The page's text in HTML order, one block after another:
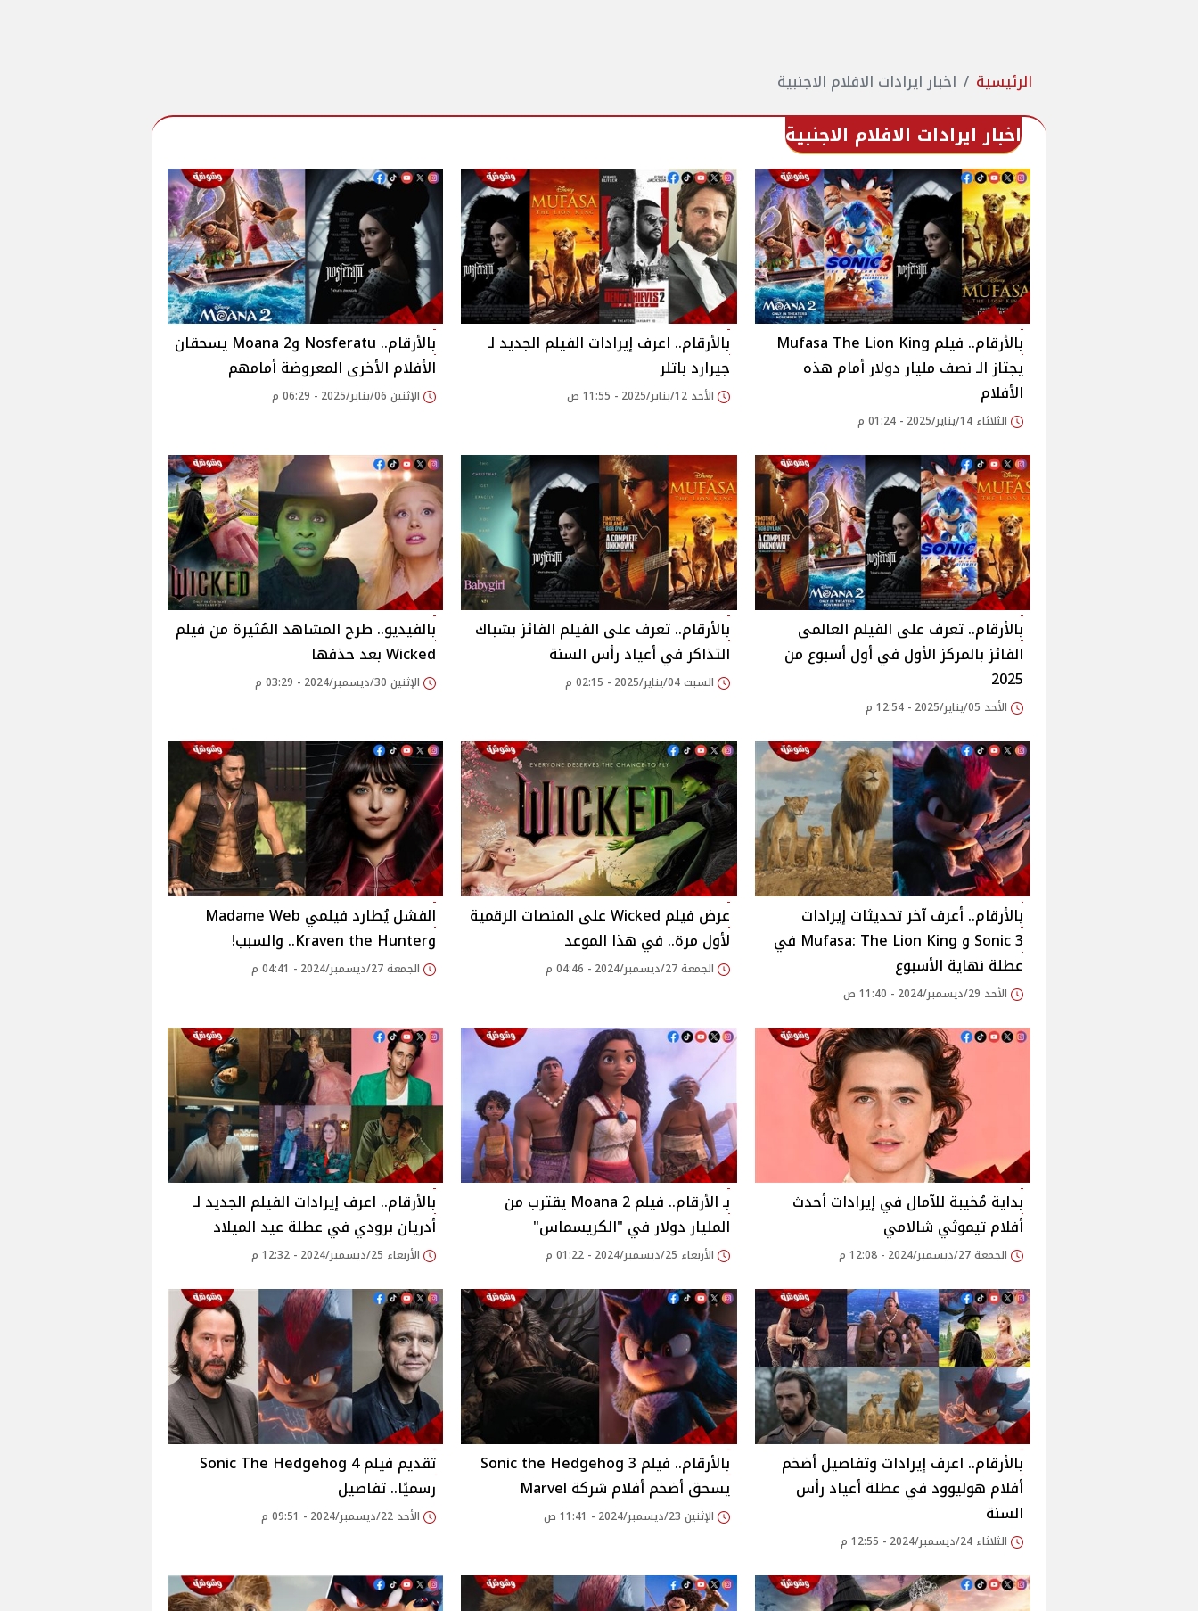
الرئيسية اخبار ايرادات الافلام الاجنبية
اخبار ايرادات الافلام الاجنبية
بالأرقام.. فيلم Mufasa The Lion King
يجتاز الـ نصف مليار دولار أمام هذه
الأفلام
الثلاثاء 14/يناير/2025 - 01:24 م
بالأرقام.. اعرف إيرادات الفيلم الجديد لـ
جيرارد باتلر
الأحد 12/يناير/2025 - 11:55 ص
بالأرقام.. Nosferatu وMoana 2 يسحقان
الأفلام الأخرى المعروضة أمامهم
الإثنين 06/يناير/2025 - 06:29 م
بالأرقام.. تعرف على الفيلم العالمي
الفائز بالمركز الأول في أول أسبوع من
2025
الأحد 05/يناير/2025 - 12:54 م
بالأرقام.. تعرف على الفيلم الفائز بشباك
التذاكر في أعياد رأس السنة
السبت 04/يناير/2025 - 02:15 م
بالفيديو.. طرح المشاهد المُثيرة من فيلم
Wicked بعد حذفها
الإثنين 30/ديسمبر/2024 - 03:29 م
بالأرقام.. أعرف آخر تحديثات إيرادات
Sonic 3 و Mufasa: The Lion King في
عطلة نهاية الأسبوع
الأحد 29/ديسمبر/2024 - 11:40 ص
عرض فيلم Wicked على المنصات الرقمية
لأول مرة.. في هذا الموعد
الجمعة 27/ديسمبر/2024 - 04:46 م
الفشل يُطارد فيلمي Madame Web
وKraven the Hunter.. والسبب!
الجمعة 27/ديسمبر/2024 - 04:41 م
بداية مُخيبة للآمال في إيرادات أحدث
أفلام تيموثي شالامي
الجمعة 27/ديسمبر/2024 - 12:08 م
بـ الأرقام.. فيلم Moana 2 يقترب من
المليار دولار في "الكريسماس"
الأربعاء 25/ديسمبر/2024 - 01:22 م
بالأرقام.. اعرف إيرادات الفيلم الجديد لـ
أدريان برودي في عطلة عيد الميلاد
الأربعاء 25/ديسمبر/2024 - 12:32 م
بالأرقام.. اعرف إيرادات وتفاصيل أضخم
أفلام هوليوود في عطلة أعياد رأس
السنة
الثلاثاء 24/ديسمبر/2024 - 12:55 م
بالأرقام.. فيلم Sonic the Hedgehog 3
يسحق أضخم أفلام شركة Marvel
الإثنين 23/ديسمبر/2024 - 11:41 ص
تقديم فيلم Sonic The Hedgehog 4
رسميًا.. تفاصيل
الأحد 22/ديسمبر/2024 - 09:51 م